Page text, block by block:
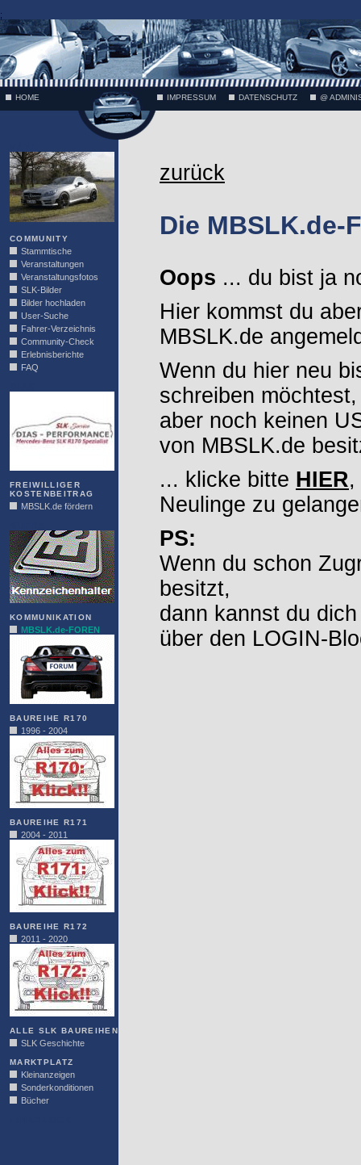
;
HOME IMPRESSUM DATENSCHUTZ @
COMMUNITY
Stammtische
Veranstaltungen
Veranstaltungsfotos
SLK-Bilder
Bilder hochladen
User-Suche
Fahrer-Verzeichnis
Community-Check
Erlebnisberichte
FAQ
FREIWILLIGER
KOSTENBEITRAG
MBSLK.de fördern
KOMMUNIKATION
MBSLK.de-FOREN
BAUREIHE R170
1996 - 2004
BAUREIHE R171
2004 - 2011
BAUREIHE R172
2011 - 2020
ALLE SLK BAUREIHEN
SLK Geschichte
MARKTPLATZ
Kleinanzeigen
Sonderkonditionen
Bücher
zurück
Die MBSLK.de-
Oops ... du bist ja
Hier kommst du
MBSLK.de
Wenn du hier neu
schreiben möchtest,
aber noch keinen
von MBSLK.de
... klicke bitte HIER,
Neulinge zu
PS:
Wenn du schon
besitzt,
dann kannst du
über den LOGIN-